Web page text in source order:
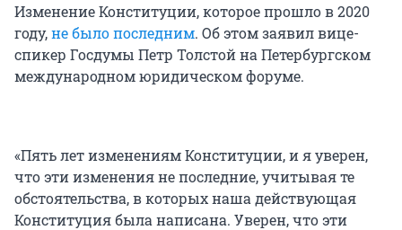
Изменение Конституции, которое прошло в 2020
году,не было последним. Об этом заявил вице-
спикер Госдумы Петр Толстой на Петербургском
международном юридическом форуме.
«Пять лет изменениям Конституции, и я уверен,
что эти изменения не последние, учитывая те
обстоятельства, в которых наша действующая
Конституция была написана. Уверен, что эти